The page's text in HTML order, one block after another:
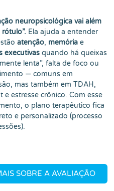
neuropsicológica vai além
Ela ajuda a entender
atenção, memóriae
executivasquando há queixas
lenta”, falta de foco ou
— comuns em
mas também em TDAH,
e estresse crônico. Com esse
o plano terapêutico fica
e personalizado (processo
SOBRE A AVALIAÇÃO